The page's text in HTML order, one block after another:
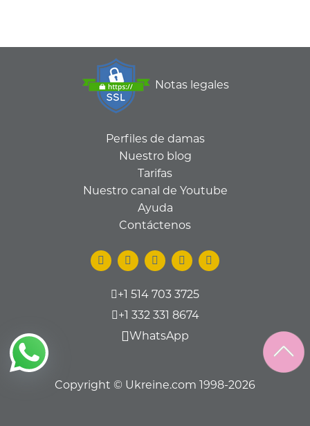
Notas legales
Perfiles de damas
Nuestro blog
Tarifas
Nuestro canal de Youtube
Ayuda
Contáctenos
+1 514 703 3725
+1 332 331 8674
WhatsApp
Copyright © Ukreine.com 1998-2026